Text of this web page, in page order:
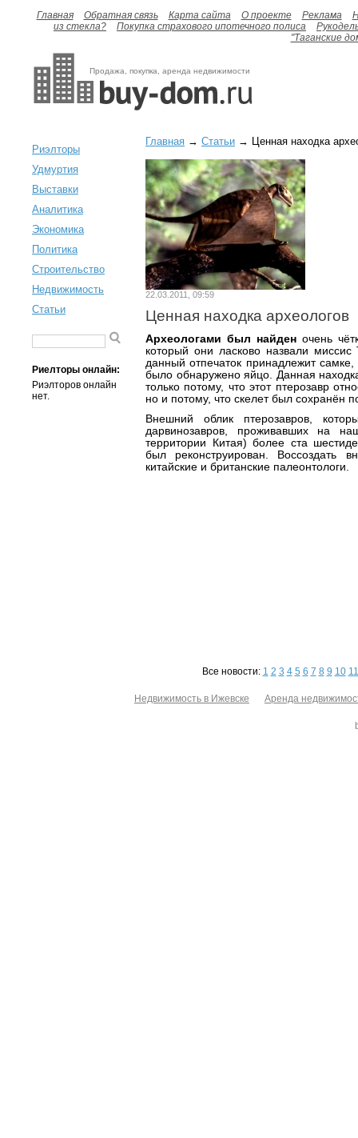
Главная Обратная связь Карта сайта О проекте Реклама
из стекла?
Покупка страхового ипотечного полиса
"Таганские
Продажа, покупка, аренда недвижимости
Риэлторы
Удмуртия
Выставки
Аналитика
Экономика
Политика
Строительство
Недвижимость
Статьи
Риелторы онлайн:
Риэлторов онлайн
нет.
Главная → Статьи → Ценная находка
22.03.2011, 09:59
Ценная находка археологов
Археологами был найден очень
который они ласково назвали
данный отпечаток принадлежит
было обнаружено яйцо. Данная
только потому, что этот птерозавр
но и потому, что скелет был сохранён
Внешний облик птерозавров,
дарвинозавров, проживавших на
территории Китая) более ста
был реконструирован. Воссоздать
китайские и британские палеонтологи.
Все новости: 1 2 3 4 5 6 7 8 9 10 11
Недвижимость в Ижевске Аренда